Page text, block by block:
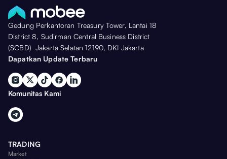
4-10
11-20
21-50
7
10
500.000
Gedung Perkantoran Treasury Tower, Lantai 18
District 8, Sudirman Central Business District
(SCBD) Jakarta Selatan 12190, DKI Jakarta
Dapatkan Update Terbaru
Komunitas Kami
TRADING
Market